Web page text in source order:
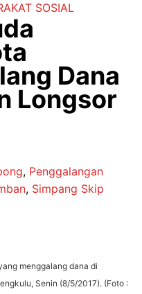
SOSIAL
Dana
Longsor
, Penggalangan
, Simpang Skip
menggalang dana di
Senin (8/5/2017). (Foto :